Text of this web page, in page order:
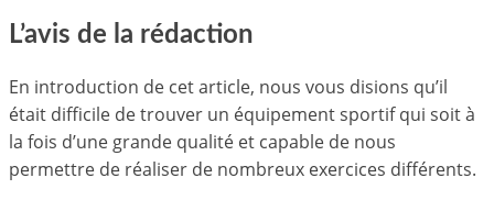
L’avis de la rédaction
En introduction de cet article, nous vous disions qu’il
était difficile de trouver un équipement sportif qui soit à
la fois d’une grande qualité et capable de nous
permettre de réaliser de nombreux exercices différents.